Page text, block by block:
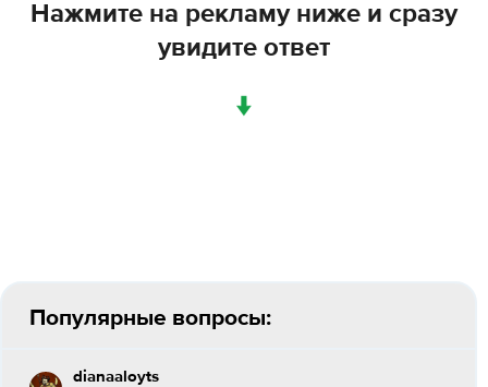
Нажмите на рекламу ниже и сразу
увидите ответ
↓
Популярные вопросы:
dianaaloyts